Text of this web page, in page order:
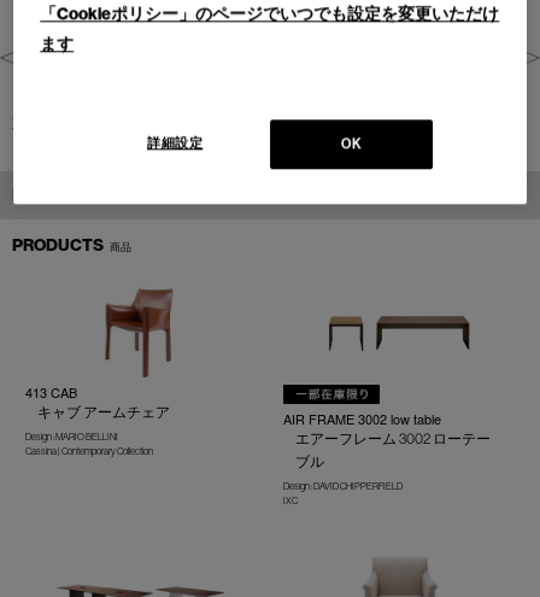
PRODUCTS
PRODUCTS 商品
413 CAB
キャブ アームチェア
Design : MARIO BELLINI
Cassina | Contemporary Collection
AIR FRAME 3002 low table
エアーフレーム 3002 ローテー
ブル
Design : DAVID CHIPPERFIELD
IXC
「Cookieポリシー」のページでいつでも設定を変更いただけ
ます
OK
詳細設定